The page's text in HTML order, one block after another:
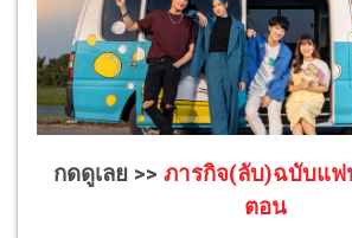
กดดูเลย >> ภารกิจ(ลับ)ฉบับแ
ตอน